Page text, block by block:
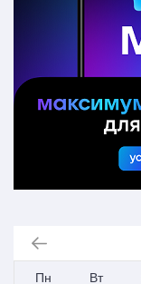
Пн
Вт